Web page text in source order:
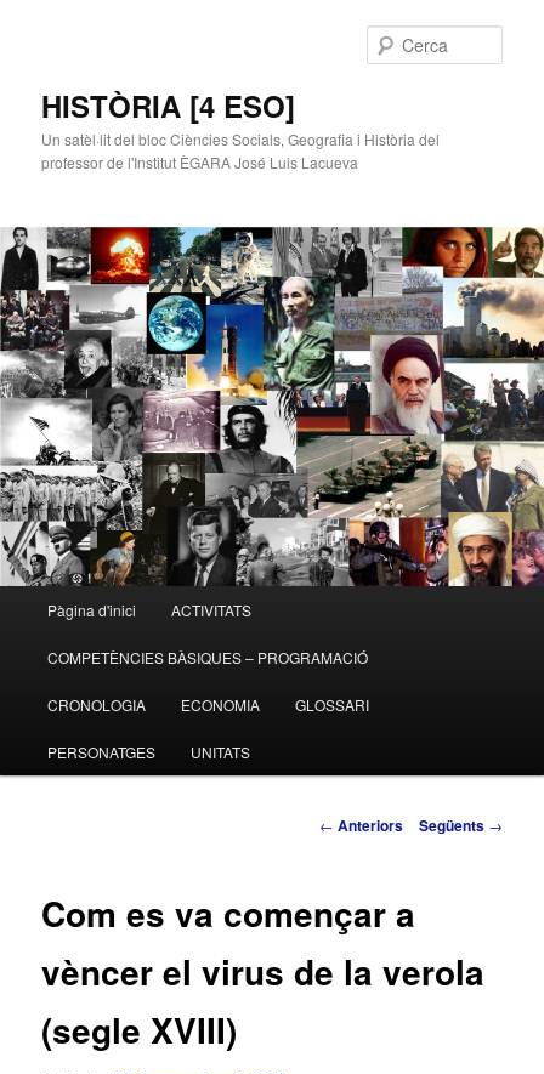
HISTÒRIA [4 ESO]
Un satèl·lit del bloc Ciències Socials, Geografia i Història del
professor de l'Institut ÈGARA José Luis Lacueva
Aneu
al
contingut
Pàgina d'inici ACTIVITATS
COMPETÈNCIES BÀSIQUES – PROGRAMACIÓ
CRONOLOGIA ECONOMIA GLOSSARI
PERSONATGES UNITATS
Navegació
← Anteriors Següents →
Com es va començar a
vèncer el virus de la verola
(segle XVIII)